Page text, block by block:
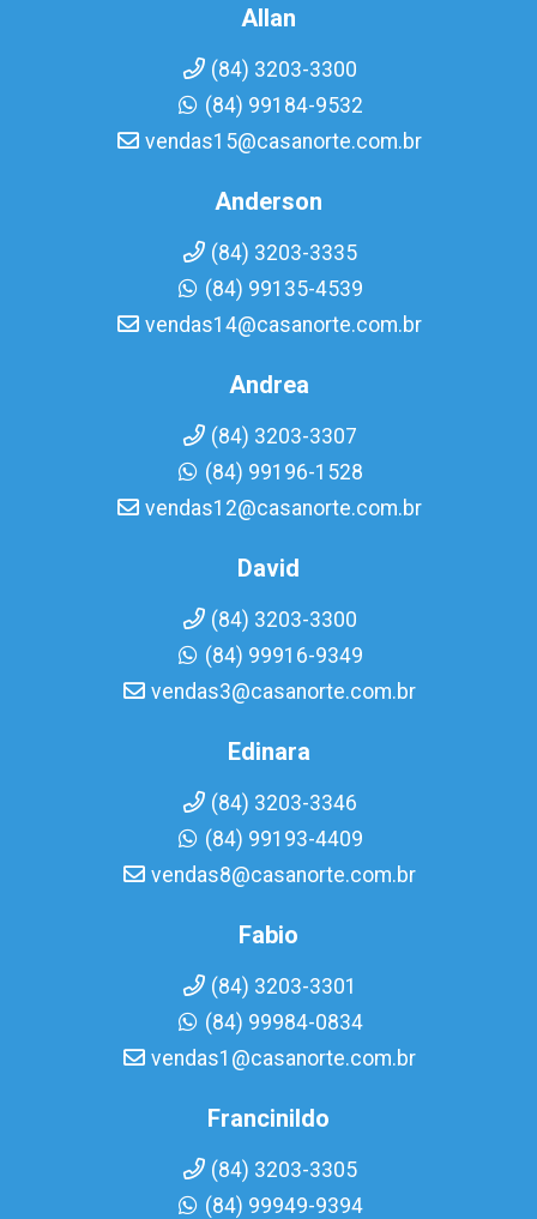
Allan
(84) 3203-3300
(84) 99184-9532
vendas15@casanorte.com.br
Anderson
(84) 3203-3335
(84) 99135-4539
vendas14@casanorte.com.br
Andrea
(84) 3203-3307
(84) 99196-1528
vendas12@casanorte.com.br
David
(84) 3203-3300
(84) 99916-9349
vendas3@casanorte.com.br
Edinara
(84) 3203-3346
(84) 99193-4409
vendas8@casanorte.com.br
Fabio
(84) 3203-3301
(84) 99984-0834
vendas1@casanorte.com.br
Francinildo
(84) 3203-3305
(84) 99949-9394